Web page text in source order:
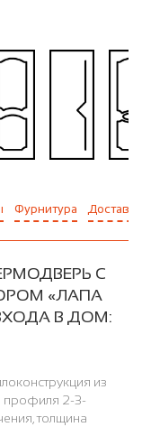
Фурнитура Доставка
С
«ЛАПА
В ДОМ:
из
профиля 2-3-
толщина